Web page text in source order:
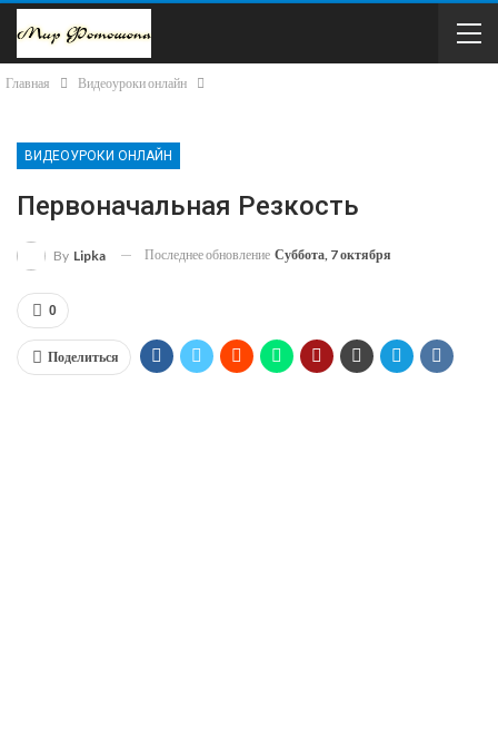
Главная Видеоуроки онлайн
ВИДЕОУРОКИ ОНЛАЙН
Первоначальная Резкость
By Lipka Последнее обновление Суббота, 7 октября
0
Поделиться